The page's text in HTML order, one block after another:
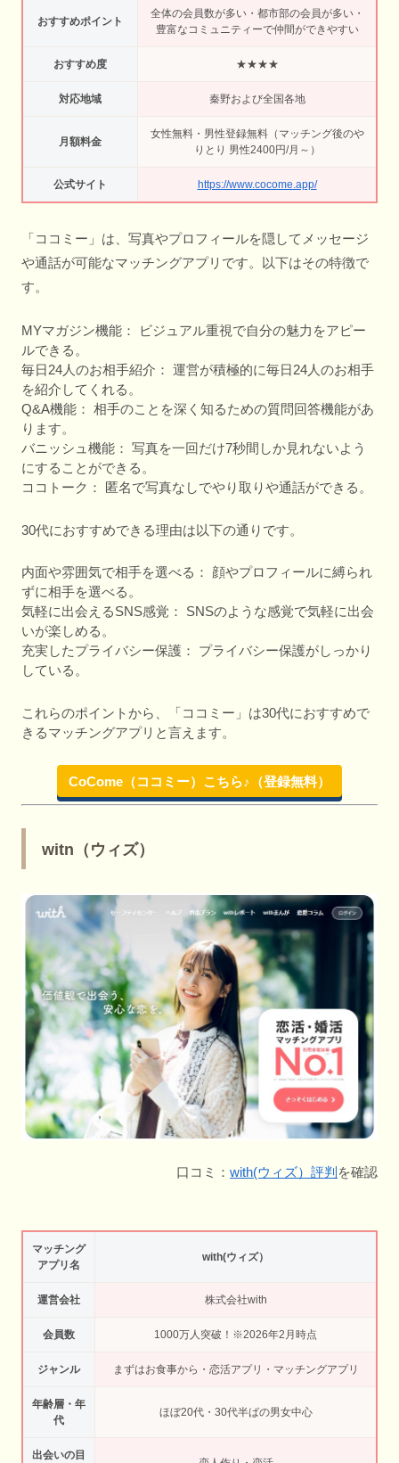
おすすめポイント
全体の会員数が多い・都市部の会員が多い・
豊富なコミュニティーで仲間ができやすい
おすすめ度 ★★★★
対応地域 秦野および全国各地
月額料金
女性無料・男性登録無料（マッチング後のや
りとり 男性2400円/月～）
公式サイト https://www.cocome.app/
「ココミー」は、写真やプロフィールを隠してメッセージ
や通話が可能なマッチングアプリです。以下はその特徴で
す。
MYマガジン機能： ビジュアル重視で自分の魅力をアピー
ルできる。
毎日24人のお相手紹介： 運営が積極的に毎日24人のお相手
を紹介してくれる。
Q&A機能： 相手のことを深く知るための質問回答機能があ
ります。
バニッシュ機能： 写真を一回だけ7秒間しか見れないよう
にすることができる。
ココトーク： 匿名で写真なしでやり取りや通話ができる。
30代におすすめできる理由は以下の通りです。
内面や雰囲気で相手を選べる： 顔やプロフィールに縛られ
ずに相手を選べる。
気軽に出会えるSNS感覚： SNSのような感覚で気軽に出会
いが楽しめる。
充実したプライバシー保護： プライバシー保護がしっかり
している。
これらのポイントから、「ココミー」は30代におすすめで
きるマッチングアプリと言えます。
CoCome（ココミー）こちら♪（登録無料）
witn（ウィズ）
口コミ： with(ウィズ）評判 を確認
マッチング
アプリ名
with(ウィズ）
運営会社 株式会社with
会員数 1000万人突破！※2026年2月時点
ジャンル まずはお食事から・恋活アプリ・マッチングアプリ
年齢層・年
代
ほぼ20代・30代半ばの男女中心
出会いの目